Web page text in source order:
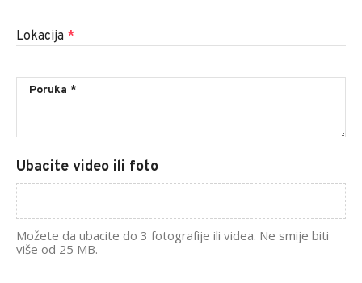
Lokacija *
Ubacite video ili foto
Možete da ubacite do 3 fotografije ili videa. Ne smije biti
više od 25 MB.